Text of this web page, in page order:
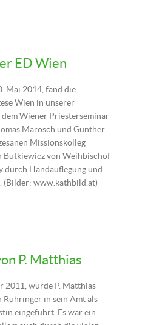
ED Wien
Mai 2014, fand die
Wien in unserer
Wiener Priesterseminar
Marosch und Günther
Missionskolleg
Butkiewicz von Weihbischof
durch Handauflegung und
(Bilder: www.kathbild.at)
P. Matthias
2011, wurde P. Matthias
Rühringer in sein Amt als
eingeführt. Es war ein